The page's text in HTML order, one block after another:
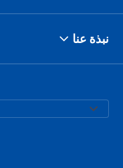
نبذة عنا